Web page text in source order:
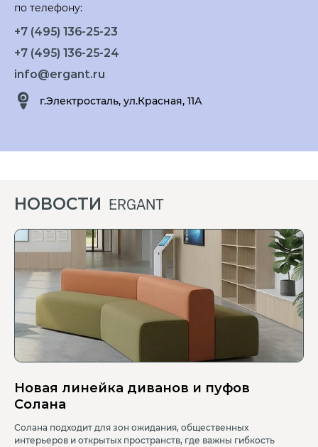
по телефону:
+7 (495) 136-25-23
+7 (495) 136-25-24
info@ergant.ru
г.Электросталь, ул.Красная, 11А
НОВОСТИ ERGANT
Новая линейка диванов и пуфов
Солана
Солана подходит для зон ожидания, общественных
интерьеров и открытых пространств, где важны гибкость